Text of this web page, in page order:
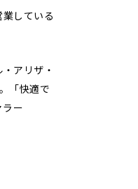
している
アリザ・
「快適で
ー